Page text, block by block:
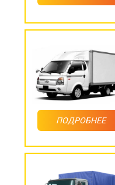
ПОДРОБНЕЕ